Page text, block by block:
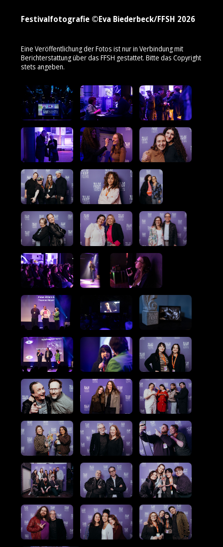
Festivalfotografie ©Eva Biederbeck/FFSH 2026
Eine Veröffentlichung der Fotos ist nur in Verbindung mit
Berichterstattung über das FFSH gestattet. Bitte das Copyright
stets angeben.